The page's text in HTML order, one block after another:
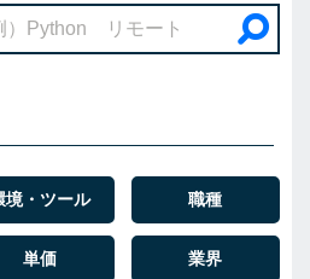
境・ツール 職種
単価 業界